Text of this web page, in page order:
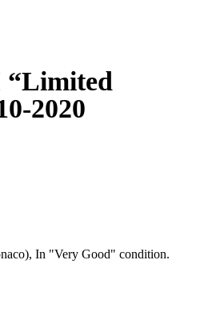
“Limited
2020
In "Very Good" condition.
in 1969 in honour of the
The Hollywood